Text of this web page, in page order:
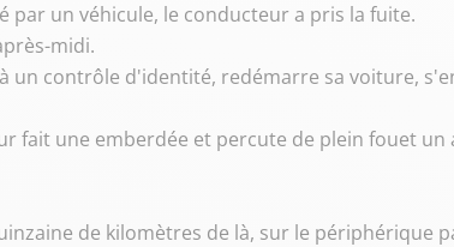
par un véhicule, le conducteur a pris la fuite.
midi.
un contrôle d'identité, redémarre sa voiture,
fait une emberdée et percute de plein fouet un
de kilomètres de là, sur le périphérique